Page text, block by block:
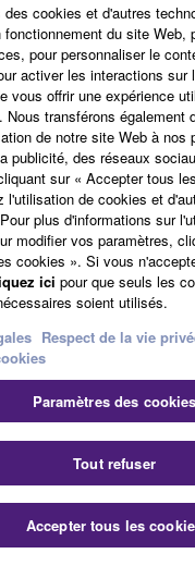
- Enregistrement
Nous contacterConditions
de la vie privéePolitique
Mentions légales
© Yamaha Corporation.
des cookies et d'autres
fonctionnement du site Web,
pour personnaliser le
activer les interactions sur
vous offrir une expérience
Nous transférons également
de notre site Web à nos
publicité, des réseaux
sur « Accepter tous
l'utilisation de cookies et
plus d'informations sur
modifier vos paramètres,
cookies ». Si vous
ici pour que seuls les
soient utilisés.
Respect de la vie
Paramètres des cookies
Tout refuser
Accepter tous les